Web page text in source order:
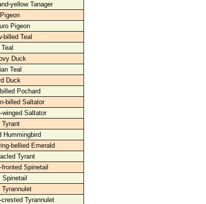
yellow Tanager
Pigeon
billed Teal
Duck
Teal
Duck
Pochard
billed Saltator
winged Saltator
Tyrant
Hummingbird
bellied Emerald
Tyrant
Spinetail
crested Tyrannulet